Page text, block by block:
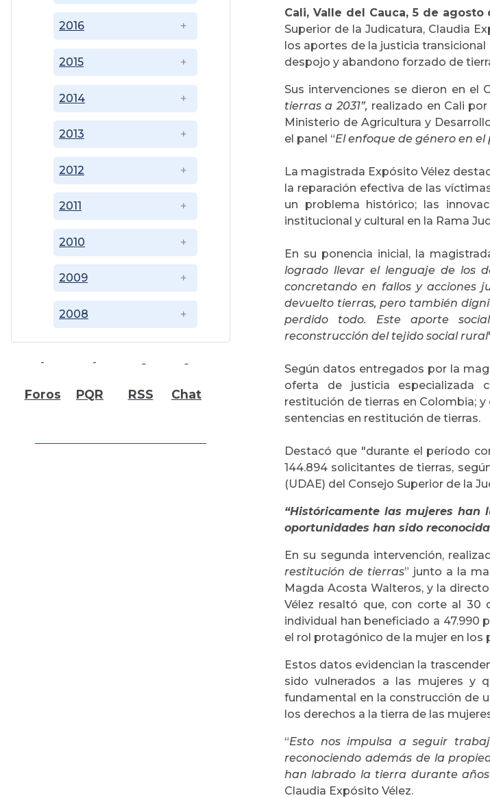
2008
2009
2010
2011
2012
2013
2014
2015
2016
Foros PQR RSS Chat
Cali, Valle del Cauca, 5 de agosto
Superior de la Judicatura, Claudia
los aportes de la justicia
despojo y abandono forzado de
Sus intervenciones se dieron en el
tierras a 2031”, realizado en Cali
Ministerio de Agricultura y
el panel “El enfoque de género en
La magistrada Expósito Vélez
la reparación efectiva de las
un problema histórico; las
institucional y cultural en la Rama
En su ponencia inicial, la
logrado llevar el lenguaje de los
concretando en fallos y acciones
devuelto tierras, pero también
perdido todo. Este aporte
reconstrucción del tejido social rural
Según datos entregados por la
oferta de justicia especializada
restitución de tierras en Colombia; y
sentencias en restitución de tierras.
Destacó que "durante el período
144.894 solicitantes de tierras,
(UDAE) del Consejo Superior de la
“Históricamente las mujeres han
oportunidades han sido
En su segunda intervención,
restitución de tierras” junto a la
Magda Acosta Walteros, y la
Vélez resaltó que, con corte al 30
individual han beneficiado a 47.990
el rol protagónico de la mujer en los
Estos datos evidencian la
sido vulnerados a las mujeres y
fundamental en la construcción de
los derechos a la tierra de las
“Esto nos impulsa a seguir
reconociendo además de la
han labrado la tierra durante
Claudia Expósito Vélez.